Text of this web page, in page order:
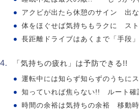
アクビが出たら休憩のサイン 出
体をほぐせば気持ちもラクに ス
長距離ドライブはあくまで「手段」
「気持ちの疲れ」は予防できる!!
運転中には知らず知らずのうちに
知っていれば焦らない!! ルート確
時間の余裕は気持ちの余裕 移動